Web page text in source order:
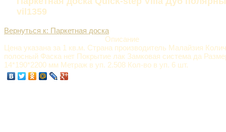
vil1359
Вернуться к: Паркетная доска
Описание
Цена указана за 1 кв.м. Страна производитель Малайзия
полосный Фаска нет Покрытие лак Замковая система да
14*190*2200 мм Метраж в уп. 2.508 Кол-во в уп. 6 шт.